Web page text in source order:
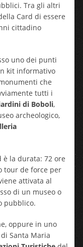
Tra gli altri
Card di essere
cittadino
uno dei punti
kit informativo
che
tutti i
di Boboli,
archeologico,
la durata: 72 ore
tour de force per
attivata al
di un museo o
pubblico.
oppure in uno
Santa Maria